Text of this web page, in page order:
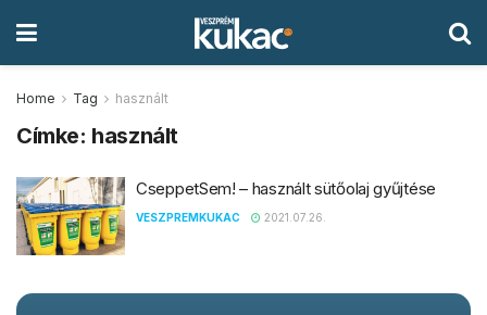
Home Tag használt
Címke: használt
CseppetSem! – használt sütőolaj gyűjtése
VESZPREMKUKAC 2021.07.26.